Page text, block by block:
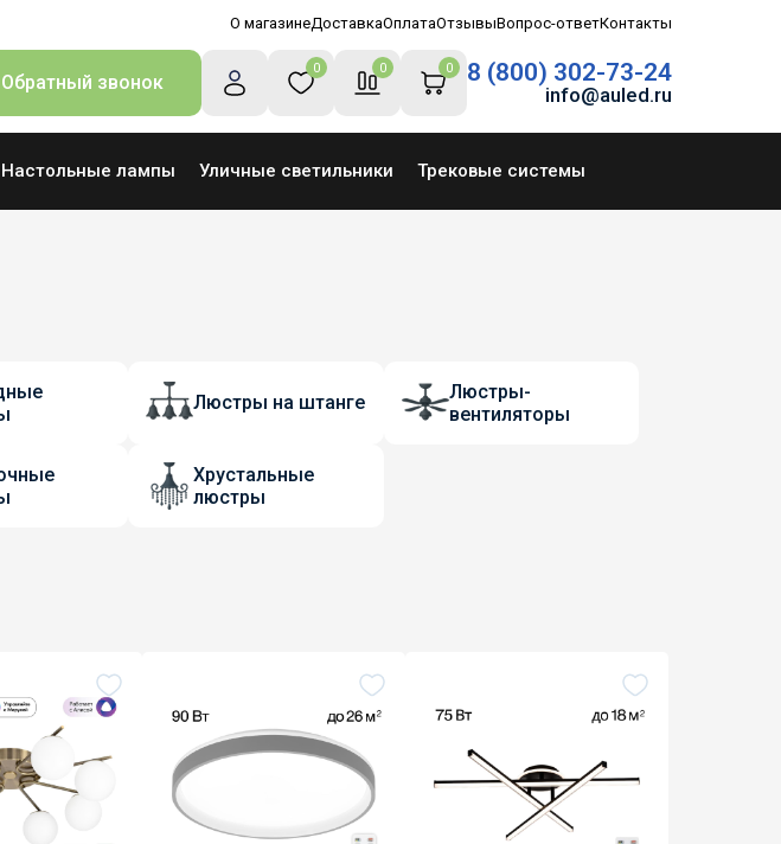
О магазинеДоставкаОплатаОтзывыВопрос-ответКонтакты
Обратный звонок
0 0 0 8 (800) 302-73-24
info@auled.ru
Настольные лампы Уличные светильники Трековые системы
Люстры на штанге
Люстры-
вентиляторы
Хрустальные
люстры